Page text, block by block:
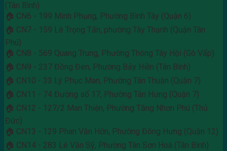
(Tân Bình)
🏠 CN6 - 199 Minh Phụng, Phường Bình Tây (Quận 6)
🏠 CN7 - 159 Lê Trọng Tấn, phường Tây Thạnh (Quận Tân
Phú)
🏠 CN8 - 569 Quang Trung, Phường Thông Tây Hội (Gò Vấp)
🏠 CN9 - 237 Đồng Đen, Phường Bảy Hiền (Tân Bình)
🏠 CN10 - 33 Lý Phục Man, Phường Tân Thuận (Quận 7)
🏠 CN11 - 74 Đường số 17, Phường Tân Hưng (Quận 7)
🏠 CN12 - 127/2 Man Thiện, Phường Tăng Nhơn Phú (Thủ
Đức)
🏠 CN13 - 129 Phan Văn Hớn, Phường Đông Hưng (Quận 12)
🏠 CN14 - 283 Lê Văn Sỹ, Phường Tân Sơn Hoà (Tân Bình)